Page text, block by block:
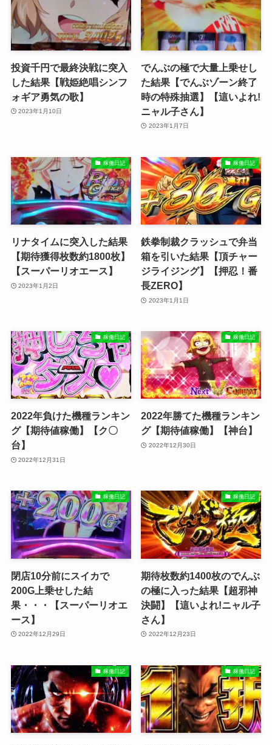
投資千円で最終決戦に突入
した結果【戦姫絶唱シンフ
ォギア勇気の歌】
2023年1月10日
でんぶの極で大量上乗せし
た結果【でんぶゾーン終了
時の特殊抽選】【這いよれ!
ニャル子さん】
2023年1月7日
稼働日記
リナタイムに突入した結果
【期待獲得枚数約1800枚】
【スーパーリオエース】
2023年1月2日
稼働日記
鉄拳制裁クラッシュで弁当
箱を引いた結果【頂チャー
ジライジング】【押忍！番
長ZERO】
2023年1月1日
稼働日記
2022年負けた機種ランキン
グ【期待値稼働】【ク〇
台】
2022年12月31日
稼働日記
2022年勝てた機種ランキン
グ【期待値稼働】【神台】
2022年12月30日
稼働日記
閉店10分前にスイカで
200G上乗せした結
果・・・【スーパーリオエ
ース】
2022年12月29日
稼働日記
期待枚数約1400枚のでんぶ
の極に入った結果【超邪神
決闘】【這いよれ!ニャル子
さん】
2022年12月23日
稼働日記 稼働日記